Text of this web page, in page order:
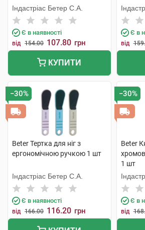
Індастріас Бетер С.А.
Є в наявності
від 154.00 107.80 грн
КУПИТИ
Є в
від
−30%
Beter Тертка для ніг з
ергономічною ручкою 1 шт
Індастріас Бетер С.А.
Є в наявності
від 166.00 116.20 грн
−30%
Beter
1 шт
Є в
від